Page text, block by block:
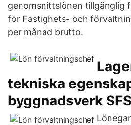
genomsnittslönen tillgänglig
för Fastighets- och
per månad brutto.
tekniska
byggnadsverk